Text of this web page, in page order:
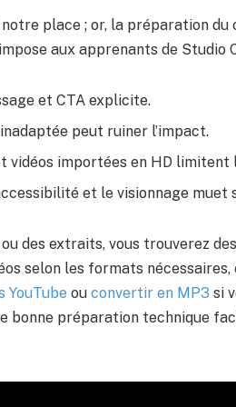
place ; or, la préparation du
aux apprenants de Studio
et CTA explicite.
peut ruiner l’impact.
vidéos importées en HD limitent
et le visionnage muet
des extraits, vous trouverez
selon les formats nécessaires,
YouTube ou convertir en MP3 si
bonne préparation technique